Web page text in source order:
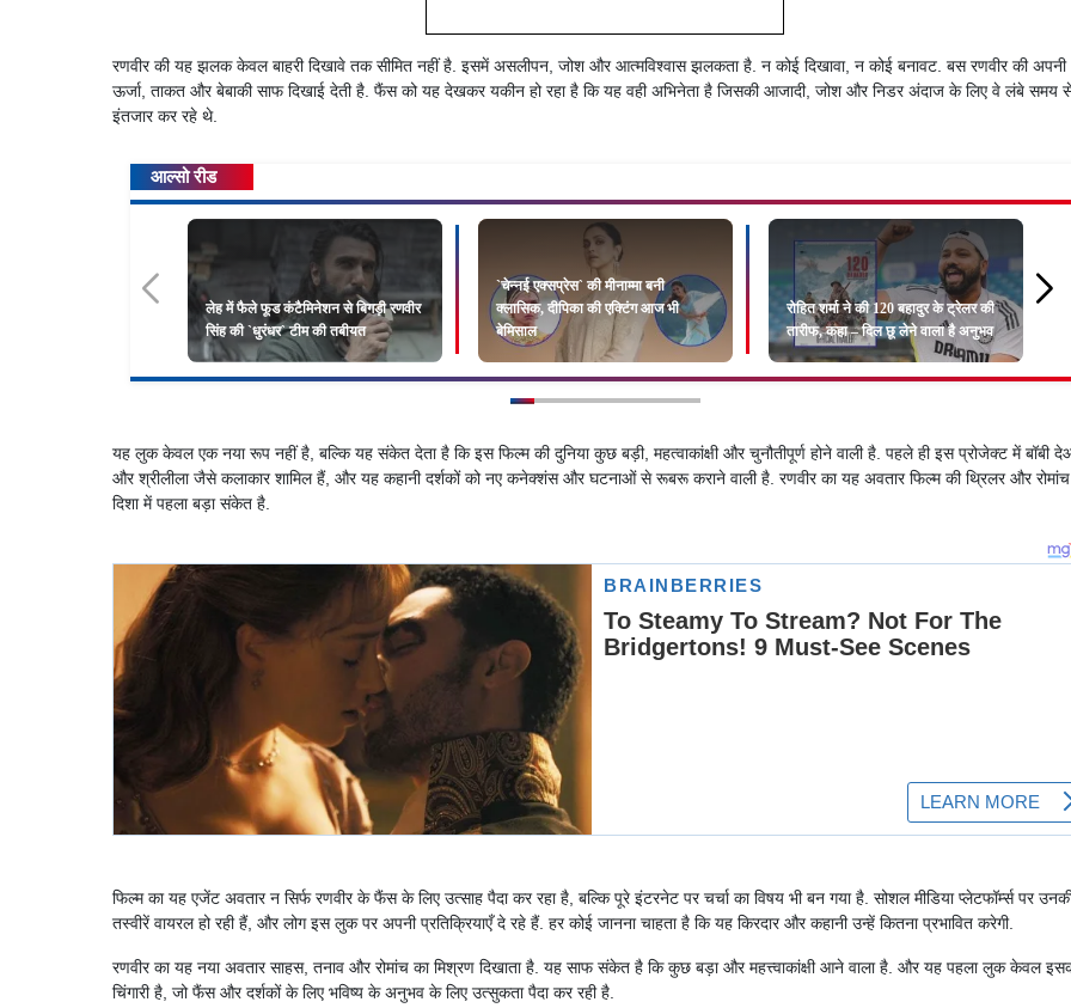
रणवीर की यह झलक केवल बाहरी दिखावे तक सीमित नहीं है. इसमें असलीपन, जोश और आत्मविश्वास झलकता है. न कोई दिखावा, न कोई बनावट. बस रणवीर की अपनी
ऊर्जा, ताकत और बेबाकी साफ दिखाई देती है. फैंस को यह देखकर यकीन हो रहा है कि यह वही अभिनेता है जिसकी आजादी, जोश और निडर अंदाज के लिए वे लंबे समय
इंतजार कर रहे थे.
आल्सो रीड
लेह में फैले फूड कंटैमिनेशन से बिगड़ी रणवीर
सिंह की `धुरंधर` टीम की तबीयत
`चेन्नई एक्सप्रेस` की मीनाम्मा बनी
क्लासिक, दीपिका की एक्टिंग आज भी
बेमिसाल
रोहित शर्मा ने की 120 बहादुर के ट्रेलर की
तारीफ, कहा – दिल छू लेने वाला है अनुभव
यह लुक केवल एक नया रूप नहीं है, बल्कि यह संकेत देता है कि इस फिल्म की दुनिया कुछ बड़ी, महत्वाकांक्षी और चुनौतीपूर्ण होने वाली है. पहले ही इस प्रोजेक्ट में बॉबी
और श्रीलीला जैसे कलाकार शामिल हैं, और यह कहानी दर्शकों को नए कनेक्शंस और घटनाओं से रूबरू कराने वाली है. रणवीर का यह अवतार फिल्म की थ्रिलर और
दिशा में पहला बड़ा संकेत है.
फिल्म का यह एजेंट अवतार न सिर्फ रणवीर के फैंस के लिए उत्साह पैदा कर रहा है, बल्कि पूरे इंटरनेट पर चर्चा का विषय भी बन गया है. सोशल मीडिया प्लेटफॉर्म्स पर
तस्वीरें वायरल हो रही हैं, और लोग इस लुक पर अपनी प्रतिक्रियाएँ दे रहे हैं. हर कोई जानना चाहता है कि यह किरदार और कहानी उन्हें कितना प्रभावित करेगी.
रणवीर का यह नया अवतार साहस, तनाव और रोमांच का मिश्रण दिखाता है. यह साफ संकेत है कि कुछ बड़ा और महत्त्वाकांक्षी आने वाला है. और यह पहला लुक केवल
चिंगारी है, जो फैंस और दर्शकों के लिए भविष्य के अनुभव के लिए उत्सुकता पैदा कर रही है.